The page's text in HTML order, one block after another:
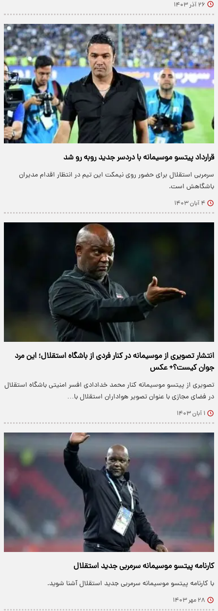
۲۶ آذر ۱۴۰۳
قرارداد پیتسو موسیمانه با دردسر جدید روبه رو شد
سرمربی استقلال برای حضور روی نیمکت این تیم در انتظار اقدام مدیران
باشگاهش است.
۴ آبان ۱۴۰۳
انتشار تصویری از موسیمانه در کنار فردی از باشگاه استقلال؛ این مرد
جوان کیست؟+ عکس
تصویری از پیتسو موسیمانه کنار محمد خدادادی افسر امنیتی باشگاه استقلال
در فضای مجازی با عنوان تصویر هواداران استقلال با…
۱ آبان ۱۴۰۳
کارنامه پیتسو موسیمانه سرمربی جدید استقلال
با کارنامه پیتسو موسیمانه سرمربی جدید استقلال آشنا شوید.
۲۸ مهر ۱۴۰۳